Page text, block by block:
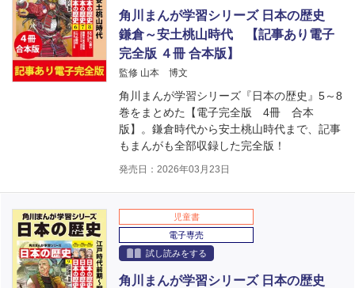
角川まんが学習シリーズ 日本の歴史
鎌倉～安土桃山時代 【記事あり電子
完全版 ４冊 合本版】
監修 山本 博文
角川まんが学習シリーズ『日本の歴史』5～8
巻をまとめた【電子完全版 4冊 合本
版】。鎌倉時代から安土桃山時代まで、記事
もまんがも全部収録した完全版！
発売日：2026年03月23日
児童書
電子専売
試し読みをする
角川まんが学習シリーズ 日本の歴史